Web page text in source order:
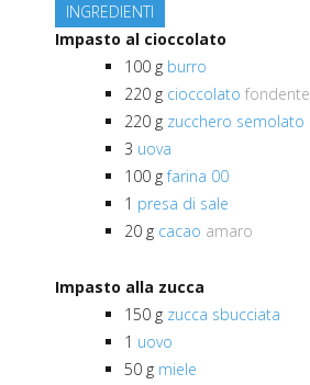
INGREDIENTI
Impasto al cioccolato
100 g burro
220 g cioccolato fondente
220 g zucchero semolato
3 uova
100 g farina 00
1 presa di sale
20 g cacao amaro
Impasto alla zucca
150 g zucca sbucciata
1 uovo
50 g miele